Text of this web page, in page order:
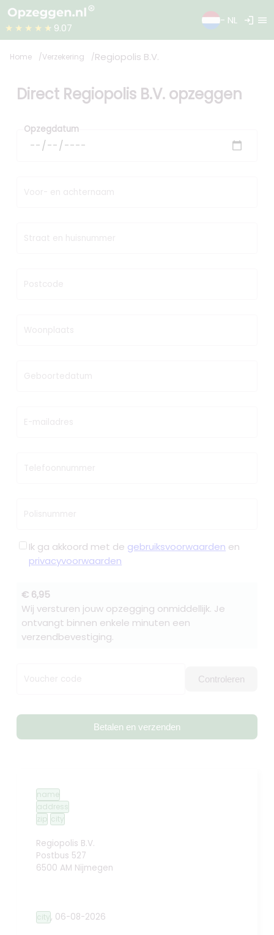
★★★★★ 9.07
- NL login menu
Home Verzekering Regiopolis B.V.
Direct Regiopolis B.V. opzeggen
Opzegdatum
Voor- en achternaam
Straat en huisnummer
Postcode
Woonplaats
Geboortedatum
E-mailadres
Telefoonnummer
Polisnummer
Ik ga akkoord met de gebruiksvoorwaarden en
privacyvoorwaarden
€ 6,95
Wij versturen jouw opzegging onmiddellijk. Je
ontvangt binnen enkele minuten een
verzendbevestiging.
Voucher code Controleren
Betalen en verzenden
name
address
zip city
Regiopolis B.V.
Postbus 527
6500 AM Nijmegen
city, 06-08-2026